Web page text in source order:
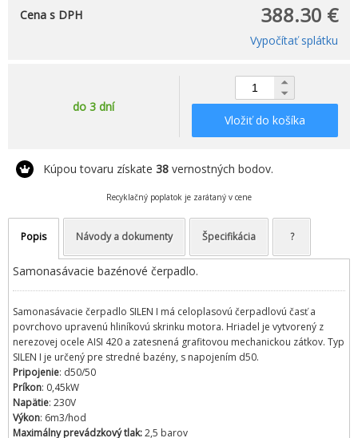
388.30 €
Cena s DPH
Vypočítať splátku
do 3 dní
Vložiť do košíka
Kúpou tovaru získate 38 vernostných bodov.
Recyklačný poplatok je zarátaný v cene
Popis Návody a dokumenty Špecifikácia ?
Samonasávacie bazénové čerpadlo.
Samonasávacie čerpadlo SILEN I má celoplasovú čerpadlovú časť a
povrchovo upravenú hliníkovú skrinku motora. Hriadel je vytvorený z
nerezovej ocele AISI 420 a zatesnená grafitovou mechanickou zátkov. Typ
SILEN I je určený pre stredné bazény, s napojením d50.
Pripojenie: d50/50
Príkon: 0,45kW
Napätie: 230V
Výkon: 6m3/hod
Maximálny prevádzkový tlak:2,5 barov